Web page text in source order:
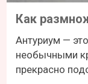
Как
Антуриум —
необычными
прекрасно